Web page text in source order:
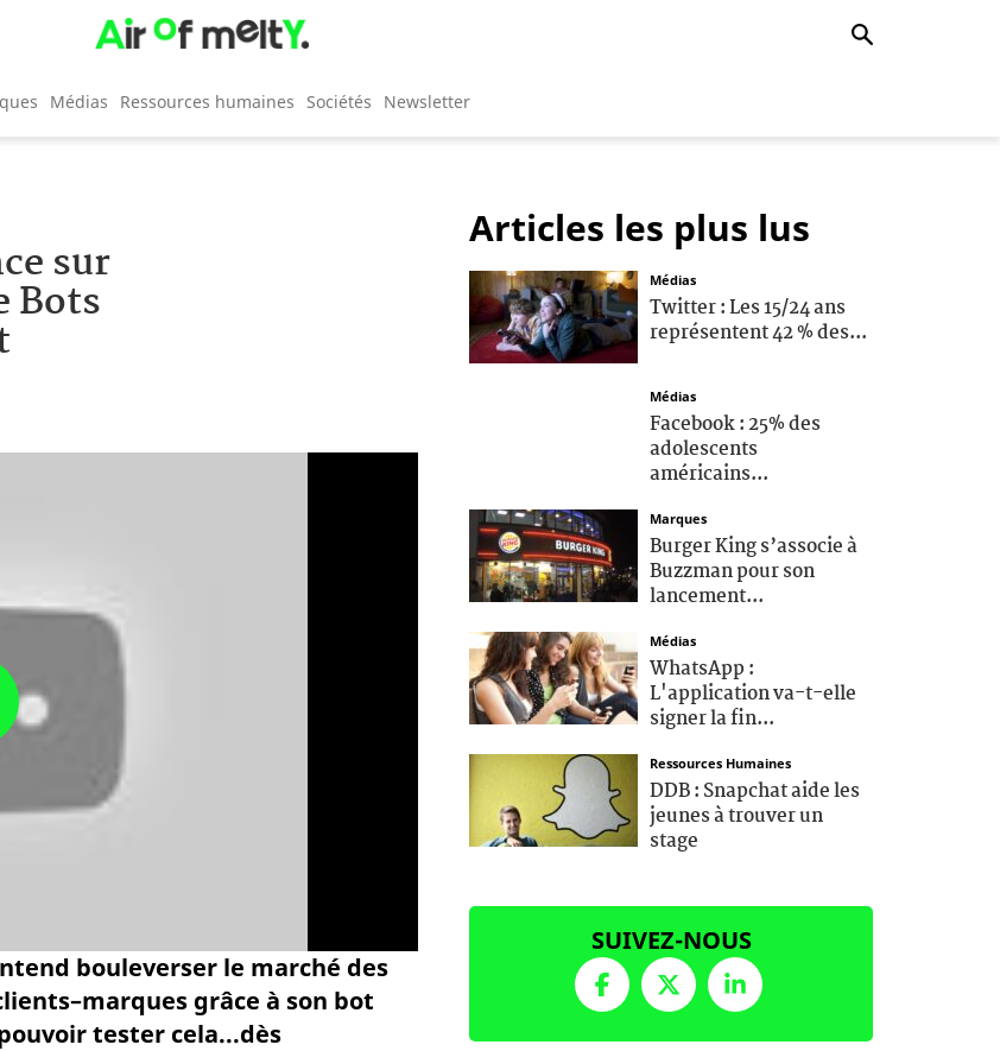
Médias Ressources humaines Sociétés Newsletter
sur
Bots
bouleverser le marché des
grâce à son bot
tester cela...dès
Articles les plus lus
Médias
Twitter : Les 15/24 ans
représentent 42 % des...
Médias
Facebook : 25% des
adolescents
américains...
Marques
Burger King s’associe à
Buzzman pour son
lancement...
Médias
WhatsApp :
L'application va-t-elle
signer la fin...
Ressources Humaines
DDB : Snapchat aide les
jeunes à trouver un
stage
SUIVEZ-NOUS